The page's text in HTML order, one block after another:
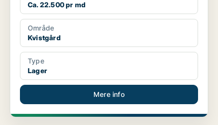
Ca. 22.500 pr md
Område
Kvistgård
Type
Lager
Mere info